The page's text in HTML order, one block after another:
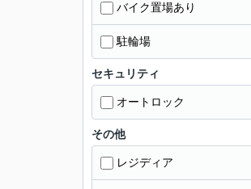
バイク置場あり
駐輪場
セキュリティ
オートロック
その他
レジディア